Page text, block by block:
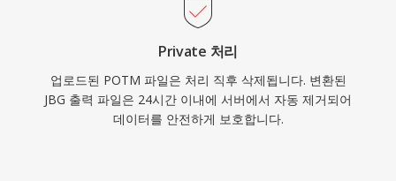
Private 처리
업로드된 POTM 파일은 처리 직후 삭제됩니다. 변환된
JBG 출력 파일은 24시간 이내에 서버에서 자동 제거되어
데이터를 안전하게 보호합니다.